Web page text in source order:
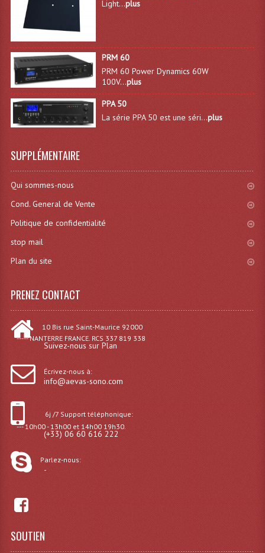
Light...plus
PRM 60
PRM 60 Power Dynamics 60W
100V...plus
PPA 50
La série PPA 50 est une séri...plus
SUPPLÉMENTAIRE
Qui sommes-nous
Cond. General de Vente
Politique de confidentialité
stop mail
Plan du site
PRENEZ CONTACT
10 Bis rue Saint-Maurice 92000
----- NANTERRE FRANCE. RCS 337 819 338
Suivez-nous sur Plan
Écrivez-nous à:
info@aevas-sono.com
6j /7 Support téléphonique:
--- 10h00 - 13h00 et 14h00 19h30.
(+33) 06 60 616 222
Parlez-nous:
-
SOUTIEN